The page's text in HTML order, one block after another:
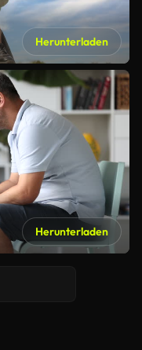
Herunterladen
Herunterladen